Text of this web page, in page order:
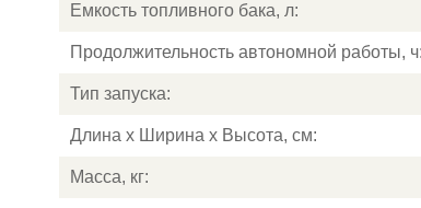
Емкость топливного бака, л:
Продолжительность автономной работы, ч:
Тип запуска:
Длина х Ширина х Высота, см:
Масса, кг: